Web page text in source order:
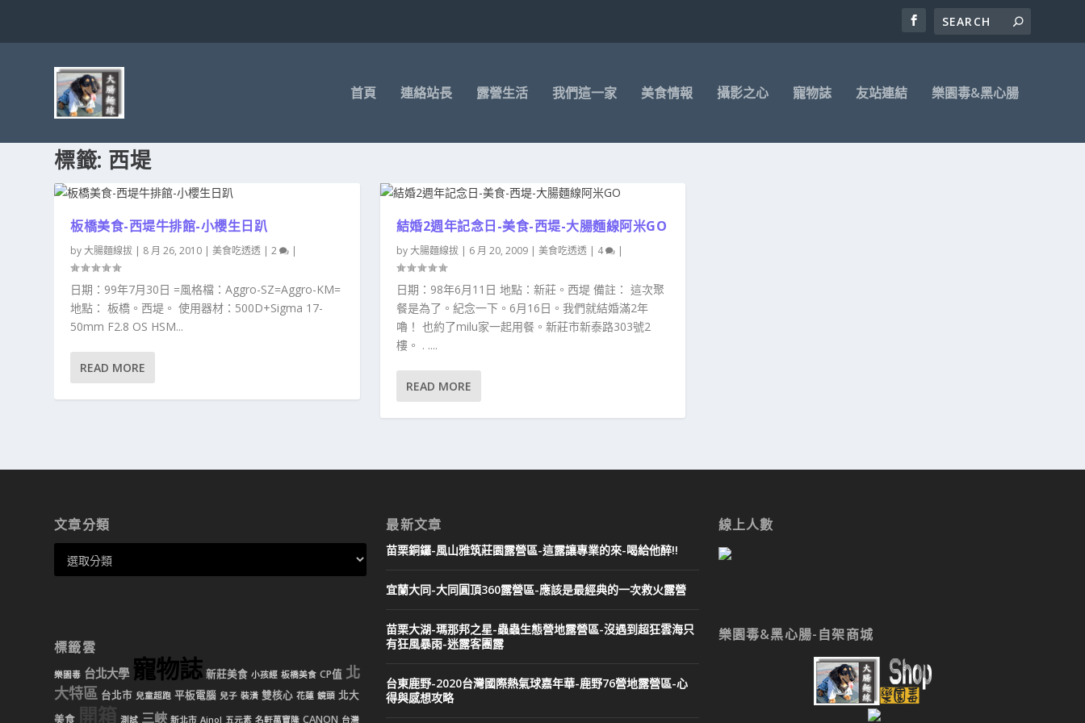
首頁 連絡站長 露營生活 我們這一家 美食情報 攝影之心 寵物誌 友站連結 樂園毒&黑心腸
標籤: 西堤
板橋美食-西堤牛排館-小櫻生日趴
by大腸麵線拔 | 8 月 26, 2010 |美食吃透透 |2 |
日期：99年7月30日 =風格檔：Aggro-SZ=Aggro-KM=
地點： 板橋。西堤。 使用器材：500D+Sigma 17-
50mm F2.8 OS HSM...
READ MORE
結婚2週年記念日-美食-西堤-大腸麵線阿米GO
by大腸麵線拔| 6 月 20, 2009| 美食吃透透| 4 |
日期：98年6月11日 地點：新莊。西堤 備註： 這次聚
餐是為了。紀念一下。6月16日。我們就結婚滿2年
嚕！ 也約了milu家一起用餐。新莊市新泰路303號2
樓。 . ....
READ MORE
文章分類
標籤雲
樂園毒 台北大學 寵物誌 新莊美食 小孩經 板橋美食 CP值 北
大特區 台北市 兒童超跑 平板電腦 兒子 裝潢 雙核心 花蓮 鏡頭 北大
美食 開箱 測試 三峽 新北市 Ainol 五元素 名軒萬寶隆 CANON 台灣
最新文章
苗栗銅鑼-風山雅筑莊園露營區-這露讓專業的來-喝給他醉!!
宜蘭大同-大同圓頂360露營區-應該是最經典的一次救火露營
苗栗大湖-瑪那邦之星-蟲蟲生態營地露營區-沒遇到超狂雲海只
有狂風暴雨-迷露客團露
台東鹿野-2020台灣國際熱氣球嘉年華-鹿野76營地露營區-心
得與感想攻略
線上人數
樂園毒&黑心腸-自架商城